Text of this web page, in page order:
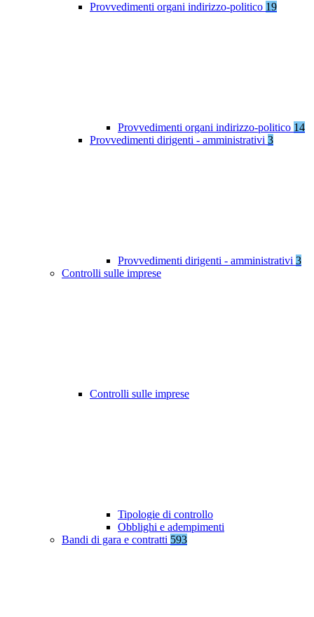
Provvedimenti organi indirizzo-politico 19
Provvedimenti organi indirizzo-politico 14
Provvedimenti dirigenti - amministrativi 3
Provvedimenti dirigenti - amministrativi 3
Controlli sulle imprese
Controlli sulle imprese
Tipologie di controllo
Obblighi e adempimenti
Bandi di gara e contratti 593